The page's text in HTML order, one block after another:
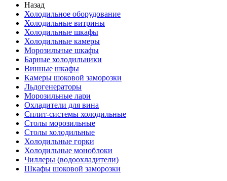
Назад
Холодильное оборудование
Холодильные витрины
Холодильные шкафы
Холодильные камеры
Морозильные шкафы
Барные холодильники
Винные шкафы
Камеры шоковой заморозки
Льдогенераторы
Морозильные лари
Охладители для вина
Сплит-системы холодильные
Столы морозильные
Столы холодильные
Холодильные горки
Холодильные моноблоки
Чиллеры (водоохладители)
Шкафы шоковой заморозки